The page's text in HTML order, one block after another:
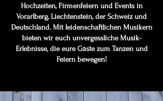
Hochzeiten, Firmenfeiern und Events in
Vorarlberg, Liechtenstein, der Schweiz und
Deutschland. Mit leidenschaftlichen Musikern
bieten wir euch unvergessliche Musik-
Erlebnisse, die eure Gäste zum Tanzen und
Feiern bewegen!